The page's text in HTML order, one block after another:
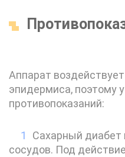
Аппарат
эпидермиса, поэтому
противопоказаний:
Сахарный диабет
сосудов. Под